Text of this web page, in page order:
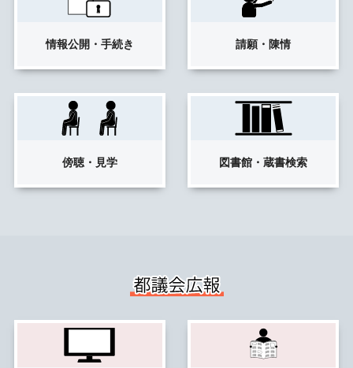
情報公開・手続き 請願・陳情
傍聴・見学 図書館・蔵書検索